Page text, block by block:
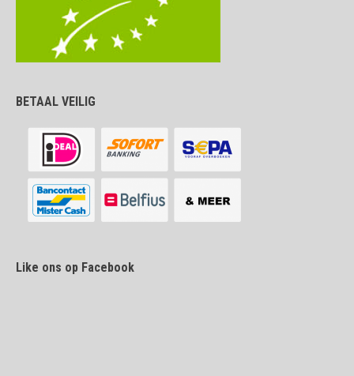
BETAAL VEILIG
Like ons op Facebook